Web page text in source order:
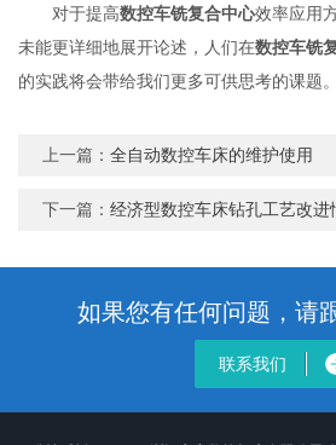
对于提高数控车铣复合中心效率应用
未能更详细地展开论述，人们在数控车铣
的实践将会带给我们更多可供思考的课题。
上一篇：全自动数控车床的维护使用
下一篇：经济型数控车床钻孔工艺改进
如果您有任何问题，请
联系我们